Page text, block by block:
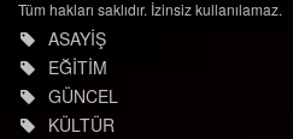
Tüm hakları saklıdır. İzinsiz kullanılamaz.
ASAYİŞ
EĞİTİM
GÜNCEL
KÜLTÜR